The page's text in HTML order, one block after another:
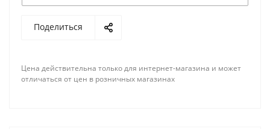
Поделиться
Цена действительна только для интернет-магазина и может
отличаться от цен в розничных магазинах